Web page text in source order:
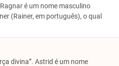
é um nome masculino
(Rainer, em português), o qual
divina”. Astrid é um nome